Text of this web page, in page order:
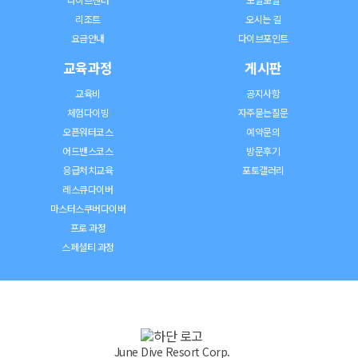
리조트
요금안내
오시는 길
다이브포인트
교육과정
교육비
체험다이빙
오픈워터코스
어드밴스코스
응급처치교육
레스큐다이버
마스터스쿠버다이버
프로 과정
스페셜티 과정
게시판
공지사항
자주묻는질문
예약문의
방문후기
포토갤러리
June Dive Resort Corp.